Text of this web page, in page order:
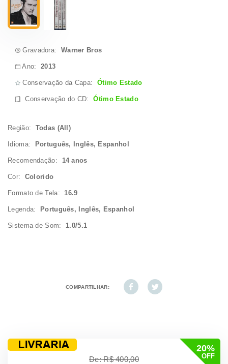
Gravadora: Warner Bros
Ano:2013
Conservação da Capa: Ótimo Estado
Conservação do CD:Ótimo Estado
Região: Todas (All)
Idioma: Português, Inglês, Espanhol
Recomendação: 14 anos
Cor: Colorido
Formato de Tela: 16.9
Legenda: Português, Inglês, Espanhol
Sistema de Som: 1.0/5.1
COMPARTILHAR:
20%
OFF
De: R$ 400,00